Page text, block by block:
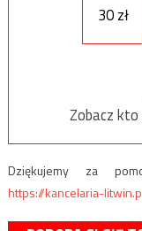
30 zł
Zobacz kto
Dziękujemy za
https://kancelaria-